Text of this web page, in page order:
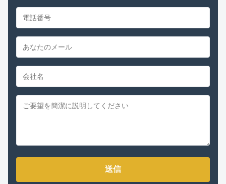
送信